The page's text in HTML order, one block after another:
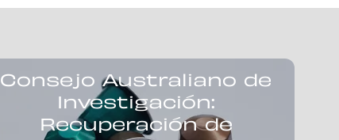
Consejo Australiano de
Investigación:
Recuperación de